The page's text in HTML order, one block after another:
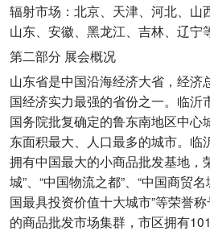
辐射市场：北京、天津、河北、山
山东、安徽、黑龙江、吉林、辽宁
第二部分 展会概况
山东省是中国沿海经济大省，经济
国经济实力最强的省份之一。临沂
国务院批复确定的鲁东南地区中心
东面积最大、人口最多的城市。临
拥有中国最大的小商品批发基地，
城”、“中国物流之都”、“中国商贸名
国最具投资价值十大城市”等荣誉
的商品批发市场集群，市区拥有